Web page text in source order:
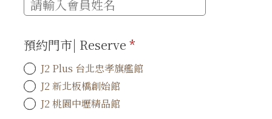
預約門市| Reserve*
J2 Plus 台北忠孝旗艦館
J2 新北板橋創始館
J2 桃園中壢精品館